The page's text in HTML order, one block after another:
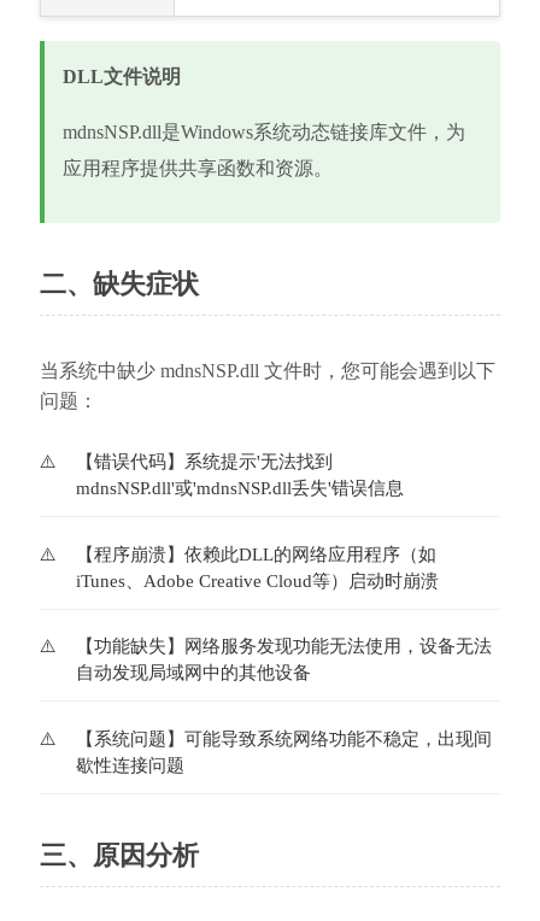
DLL文件说明
mdnsNSP.dll是Windows系统动态链接库文件，为
应用程序提供共享函数和资源。
二、缺失症状
当系统中缺少 mdnsNSP.dll 文件时，您可能会遇到以下
问题：
【错误代码】系统提示'无法找到
mdnsNSP.dll'或'mdnsNSP.dll丢失'错误信息
【程序崩溃】依赖此DLL的网络应用程序（如
iTunes、Adobe Creative Cloud等）启动时崩溃
【功能缺失】网络服务发现功能无法使用，设备无法
自动发现局域网中的其他设备
【系统问题】可能导致系统网络功能不稳定，出现间
歇性连接问题
三、原因分析